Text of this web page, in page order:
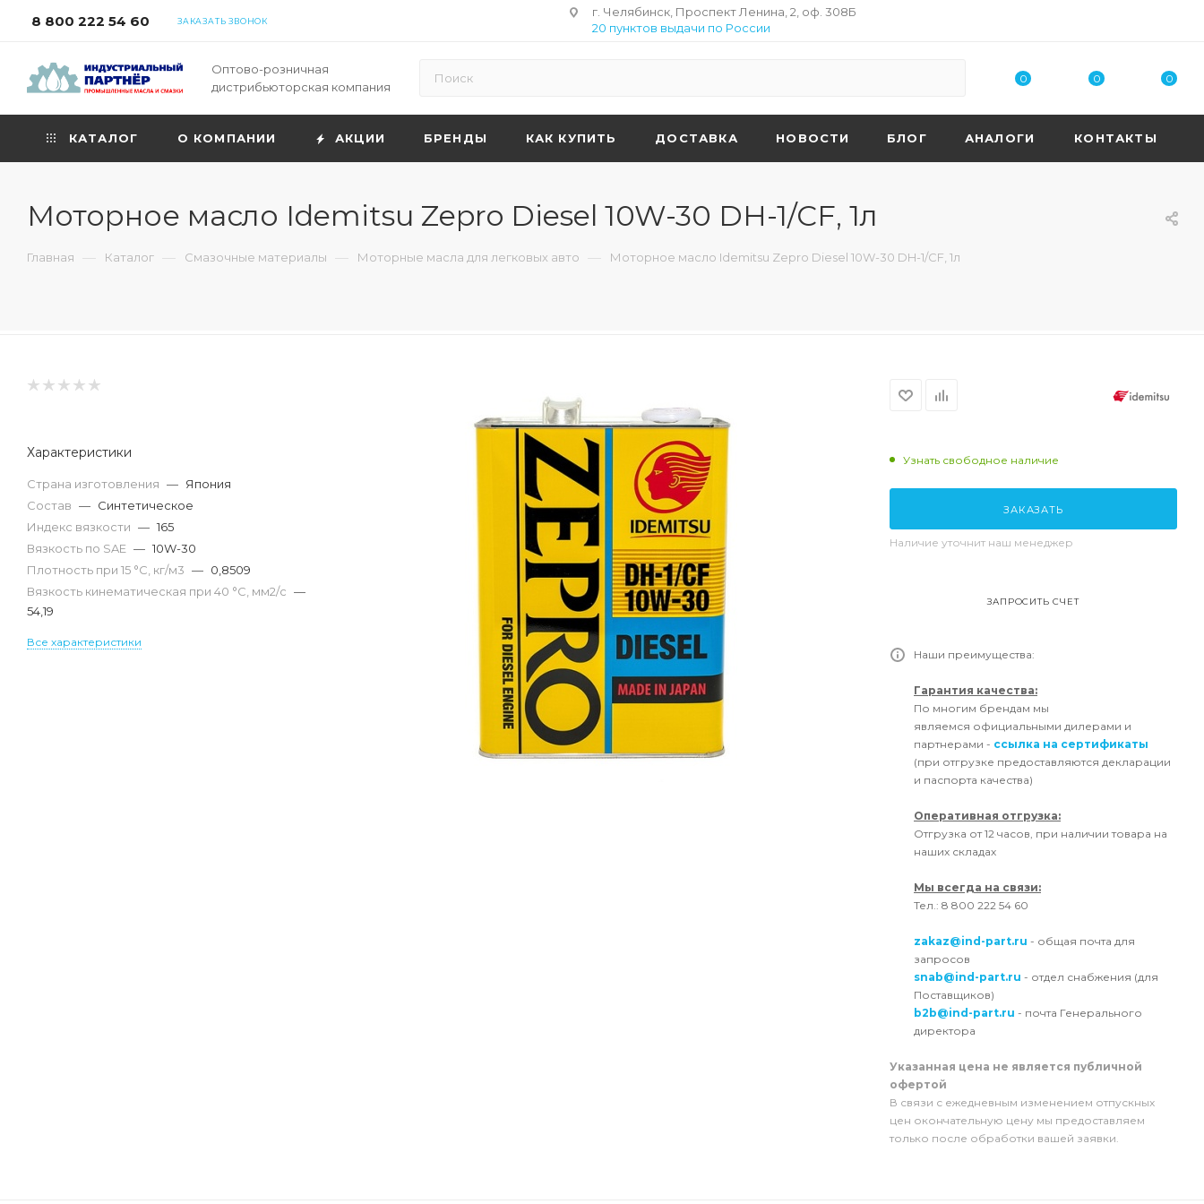
8 800 222 54 60 ЗАКАЗАТЬ ЗВОНОК
г. Челябинск, Проспект Ленина, 2, оф. 308Б
20 пунктов выдачи по России
Оптово-розничная
дистрибьюторская компания
0 0 0
КАТАЛОГ О КОМПАНИИ АКЦИИ БРЕНДЫ КАК КУПИТЬ ДОСТАВКА НОВОСТИ БЛОГ АНАЛОГИ КОНТАКТЫ
Моторное масло Idemitsu Zepro Diesel 10W-30 DH-1/CF, 1л
Главная — Каталог — Смазочные материалы — Моторные масла для легковых авто — Моторное масло Idemitsu Zepro Diesel 10W-30 DH-1/CF, 1л
Характеристики
Страна изготовления — Япония
Состав — Синтетическое
Индекс вязкости — 165
Вязкость по SAE — 10W-30
Плотность при 15 °С, кг/м3 — 0,8509
Вязкость кинематическая при 40 °С, мм2/с —
54,19
Все характеристики
Узнать свободное наличие
ЗАКАЗАТЬ
Наличие уточнит наш менеджер
ЗАПРОСИТЬ СЧЕТ
Наши преимущества:
Гарантия качества:
По многим брендам мы
являемся официальными дилерами и
партнерами - ссылка на сертификаты
(при отгрузке предоставляются декларации
и паспорта качества)
Оперативная отгрузка:
Отгрузка от 12 часов, при наличии товара на
наших складах
Мы всегда на связи:
Тел.: 8 800 222 54 60
zakaz@ind-part.ru - общая почта для
запросов
snab@ind-part.ru - отдел снабжения (для
Поставщиков)
b2b@ind-part.ru - почта Генерального
директора
Указанная цена не является публичной
офертой
В связи с ежедневным изменением отпускных
цен окончательную цену мы предоставляем
только после обработки вашей заявки.